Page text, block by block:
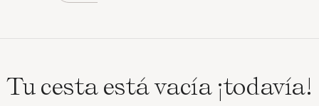
Tu cesta está vacía ¡todavía!